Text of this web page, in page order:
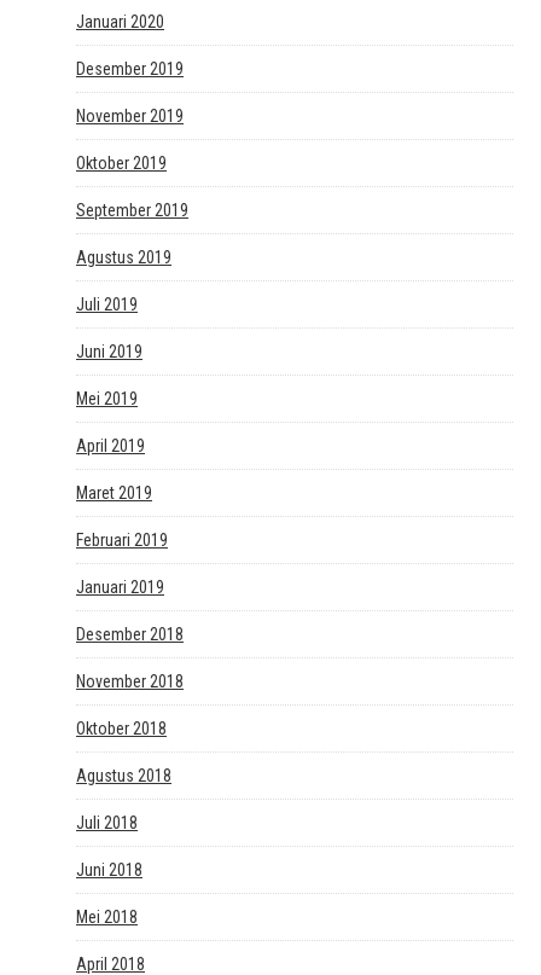
Januari 2020
Desember 2019
November 2019
Oktober 2019
September 2019
Agustus 2019
Juli 2019
Juni 2019
Mei 2019
April 2019
Maret 2019
Februari 2019
Januari 2019
Desember 2018
November 2018
Oktober 2018
Agustus 2018
Juli 2018
Juni 2018
Mei 2018
April 2018